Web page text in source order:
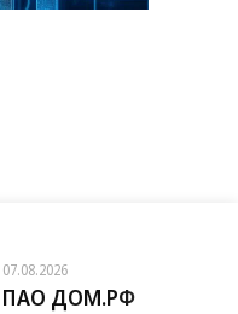
07.08.2026
ПАО ДОМ.РФ